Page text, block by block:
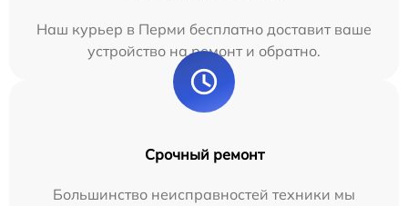
Наш курьер в Перми бесплатно доставит ваше
устройство на ремонт и обратно.
Срочный ремонт
Большинство неисправностей техники мы